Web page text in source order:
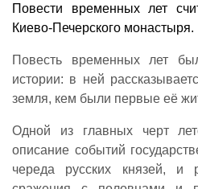
Повести временных лет
Киево-Печерского монастыря.
Повесть временных лет
истории: в ней
земля, кем были первые её
Одной из главных черт
описание событий
череда русских князей,